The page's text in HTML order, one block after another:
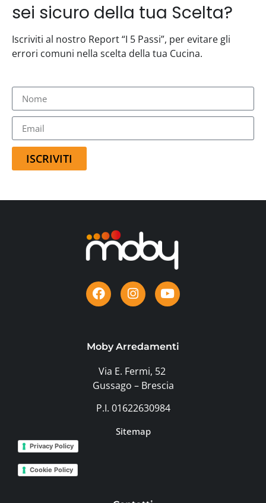
sei sicuro della tua Scelta?
Iscriviti al nostro Report “I 5 Passi”, per evitare gli
errori comuni nella scelta della tua Cucina.
ISCRIVITI
Moby Arredamenti
Via E. Fermi, 52
Gussago – Brescia
P.I. 01622630984
Sitemap
Privacy Policy
Cookie Policy